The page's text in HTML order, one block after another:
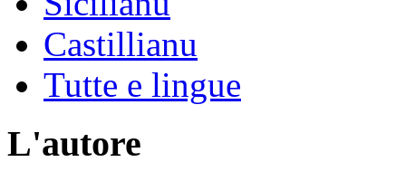
Castillianu
Tutte e lingue
L'autore